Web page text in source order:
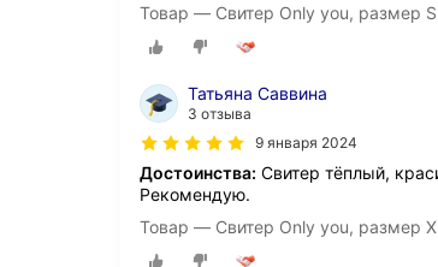
Товар — Свитер Only you, размер
Татьяна Саввина
3 отзыва
9 января 2024
Достоинства: Свитер тёплый,
Рекомендую.
Товар — Свитер Only you, размер